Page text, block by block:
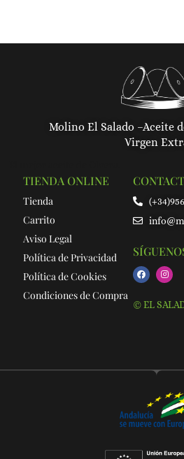
Molino El Salado –Aceite
Virgen
TIENDA ONLINE
Tienda
Carrito
Aviso Legal
Política de Privacidad
Política de Cookies
Condiciones de Compra
© EL